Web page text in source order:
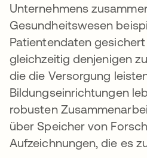
Unternehmens
Gesundheitswesen
Patientendaten
gleichzeitig denjenigen
die die Versorgung
Bildungseinrichtungen
robusten
über Speicher von
Aufzeichnungen, die es